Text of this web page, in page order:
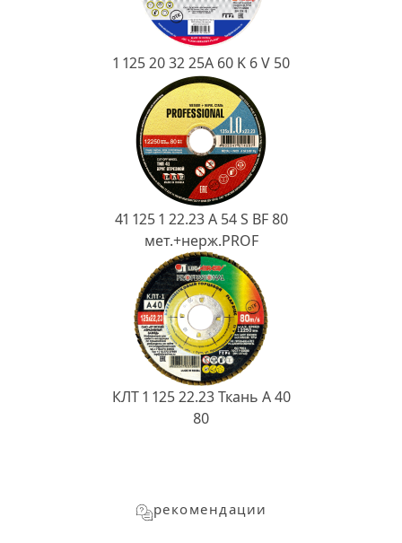
1 125 20 32 25А 60 K 6 V 50
41 125 1 22.23 A 54 S BF 80
мет.+нерж.PROF
КЛТ 1 125 22.23 Ткань A 40
80
рекомендации